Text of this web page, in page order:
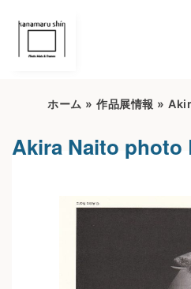
ホーム » 作品展情報 »
Akira Naito photo